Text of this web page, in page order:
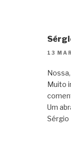
13
Muito
Um
Sérgio